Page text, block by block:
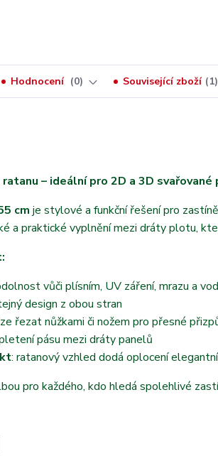
Hodnocení 0 Související zboží 1
– ideální pro 2D a 3D svařované
cm je stylové a funkční řešení pro
a praktické vyplnění mezi dráty plotu,
vůči plísním, UV záření, mrazu a
design z obou stran
řezat nůžkami či nožem pro přesné
pásu mezi dráty panelů
: ratanový vzhled dodá oplocení
pro každého, kdo hledá spolehlivé